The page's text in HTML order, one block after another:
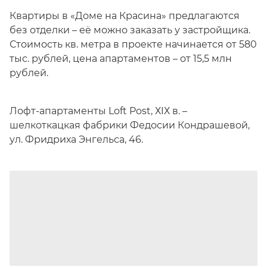
Квартиры в «Доме на Красина» предлагаются
без отделки – её можно заказать у застройщика.
Стоимость кв. метра в проекте начинается от 580
тыс. рублей, цена апартаментов – от 15,5 млн
рублей.
Лофт-апартаменты Loft Post, ХIХ в. –
шелкоткацкая фабрики Федосии Кондрашевой,
ул. Фридриха Энгельса, 46.